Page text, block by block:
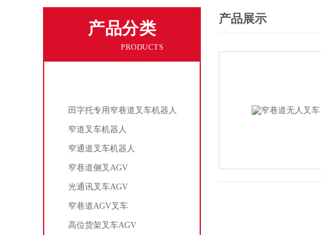
产品分类
PRODUCTS
田字托专用窄巷道叉车机器人
窄道叉车机器人
窄通道叉车机器人
窄巷道侧叉AGV
光通讯叉车AGV
窄巷道AGV叉车
高位货架叉车AGV
产品展示